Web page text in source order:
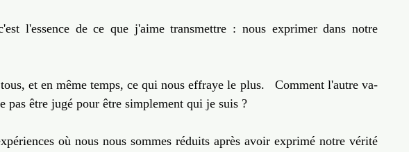
l'essence de ce que j'aime transmettre : nous exprimer dans notre
et en même temps, ce qui nous effraye le plus.   Comment l'autre va-
pas être jugé pour être simplement qui je suis ?
où nous nous sommes réduits après avoir exprimé notre vérité